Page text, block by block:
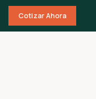
Cotizar Ahora